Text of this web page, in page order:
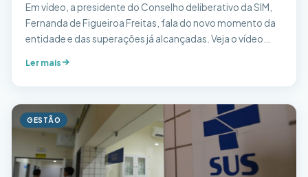
Em vídeo, a presidente do Conselho deliberativo da SIM,
Fernanda de Figueiroa Freitas, fala do novo momento da
entidade e das superações já alcançadas. Veja o vídeo
Ler mais
GESTÃO